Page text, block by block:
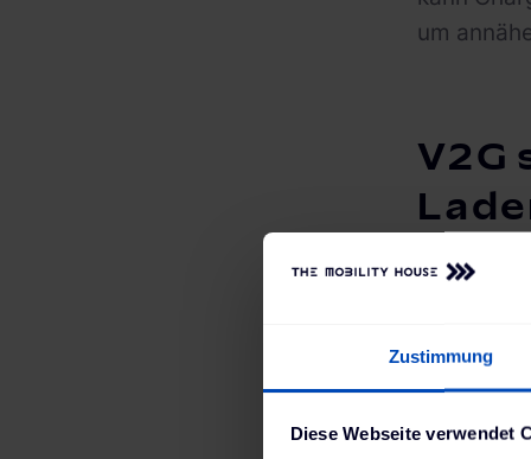
Zustimmung
Diese Webseite verwendet
um
V2G
Mit V2G
eine
darum,